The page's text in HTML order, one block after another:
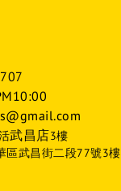
武昌店3樓
區武昌街二段77號3樓